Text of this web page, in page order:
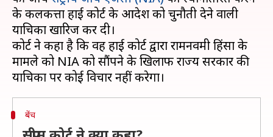
के कलकत्ता हाई कोर्ट के आदेश को चुनौती देने वाली
याचिका खारिज कर दी।
कोर्ट ने कहा है कि वह हाई कोर्ट द्वारा रामनवमी हिंसा के
मामले को NIA को सौंपने के खिलाफ राज्य सरकार की
बेंच